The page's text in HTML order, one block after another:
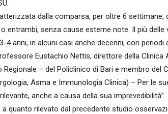
dalla comparsa, per oltre 6 settimane,
senza cause esterne note. Il più delle
4 anni, in alcuni casi anche decenni, con periodi
Eustachio Nettis, direttore della Clinica
– del Policlinico di Bari e membro del
Asma e Immunologia Clinica) – Per le
anche a causa della sua imprevedibilità”.
a quanto rilevato dal precedente studio